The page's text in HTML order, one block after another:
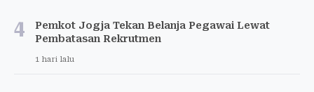
4
Pemkot Jogja Tekan Belanja Pegawai Lewat
Pembatasan Rekrutmen
1 hari lalu